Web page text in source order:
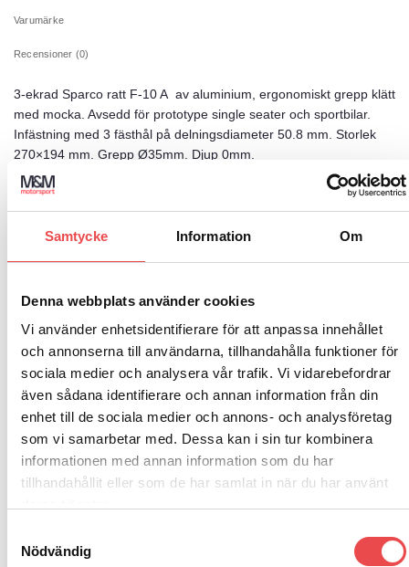
Samtycke Information Om
Denna webbplats använder cookies
Vi använder enhetsidentifierare för att anpassa innehållet
och annonserna till användarna, tillhandahålla funktioner för
sociala medier och analysera vår trafik. Vi vidarebefordrar
även sådana identifierare och annan information från din
enhet till de sociala medier och annons- och analysföretag
som vi samarbetar med. Dessa kan i sin tur kombinera
informationen med annan information som du har
tillhandahållit eller som de har samlat in när du har använt
Nödvändig
Varumärke
Recensioner (0)
3-ekrad Sparco ratt F-10 A av aluminium, ergonomiskt grepp klätt
med mocka. Avsedd för prototype single seater och sportbilar.
Infästning med 3 fästhål på delningsdiameter 50.8 mm. Storlek
270×194 mm. Grepp Ø35mm. Djup 0mm.
wishlist
Art.nr: MR-VOL003-NN-2
Ratt GT2i PRO 90-2 350/90 mocka
1 495 kr
LÄGG TILL I VARUKORG
wishlist
Sparco ratt R383 Logo 330/39
mocka
3 460kr